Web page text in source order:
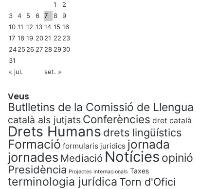
1
2
3
4 5 6 7 8
9
10 11 12 13 14 15 16
17 18 19 2021 22 23
2425 26 27 28 2930
31
« jul.
set. »
Veus
Butlletins de la Comissió de Llengua
català als jutjats Conferències dret català
Drets Humans drets lingüístics
Formació formularis jurídics jornada
jornades Mediació Notícies opinió
Presidència Projectes Internacionals Taxes
terminologia jurídica Torn d'Ofici